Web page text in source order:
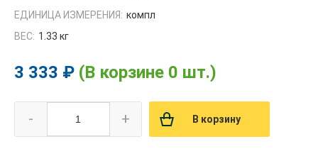
ЕДИНИЦА ИЗМЕРЕНИЯ: компл
ВЕС: 1.33 кг
3 333 ₽ (В корзине 0 шт.)
- + В корзину